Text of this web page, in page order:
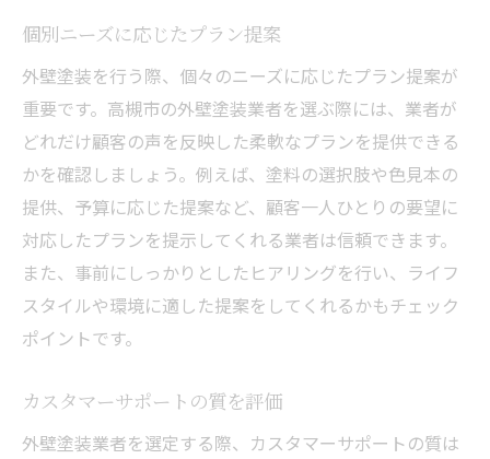
個別ニーズに応じたプラン提案
外壁塗装を行う際、個々のニーズに応じたプラン提案が
重要です。高槻市の外壁塗装業者を選ぶ際には、業者が
どれだけ顧客の声を反映した柔軟なプランを提供できる
かを確認しましょう。例えば、塗料の選択肢や色見本の
提供、予算に応じた提案など、顧客一人ひとりの要望に
対応したプランを提示してくれる業者は信頼できます。
また、事前にしっかりとしたヒアリングを行い、ライフ
スタイルや環境に適した提案をしてくれるかもチェック
ポイントです。
カスタマーサポートの質を評価
外壁塗装業者を選定する際、カスタマーサポートの質は